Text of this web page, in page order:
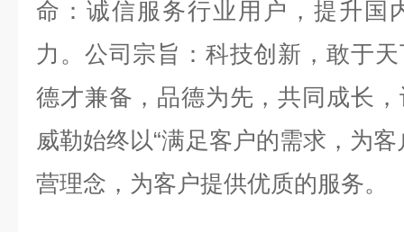
命：诚信服务行业用户，提升国
力。公司宗旨：科技创新，敢于
德才兼备，品德为先，共同成长
威勒始终以“满足客户的需求，为
营理念，为客户提供优质的服务。